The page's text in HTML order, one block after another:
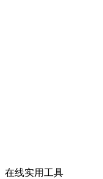
在线实用工具